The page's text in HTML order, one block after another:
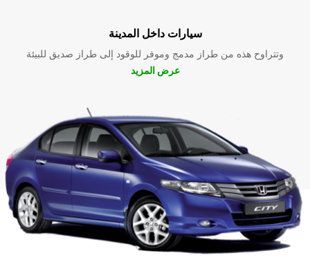
سيارات داخل المدينة
وتتراوح هذه من طراز مدمج وموفر للوقود إلى طراز صديق للبيئة
عرض المزيد